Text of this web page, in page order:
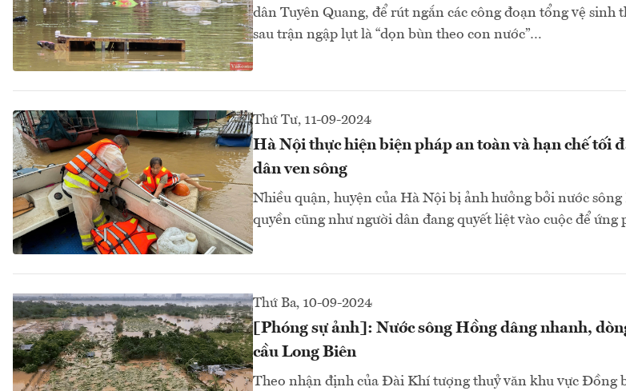
dân Tuyên Quang, để rút ngắn các công đoạn tổng vệ sinh
sau trận ngập lụt là “dọn bùn theo con nước”…
Thứ Tư, 11-09-2024
Hà Nội thực hiện biện pháp an toàn và hạn chế tối
dân ven sông
Nhiều quận, huyện của Hà Nội bị ảnh hưởng bởi nước
quyền cũng như người dân đang quyết liệt vào cuộc để ứng
Thứ Ba, 10-09-2024
[Phóng sự ảnh]: Nước sông Hồng dâng nhanh,
cầu Long Biên
Theo nhận định của Đài Khí tượng thuỷ văn khu vực Đồng